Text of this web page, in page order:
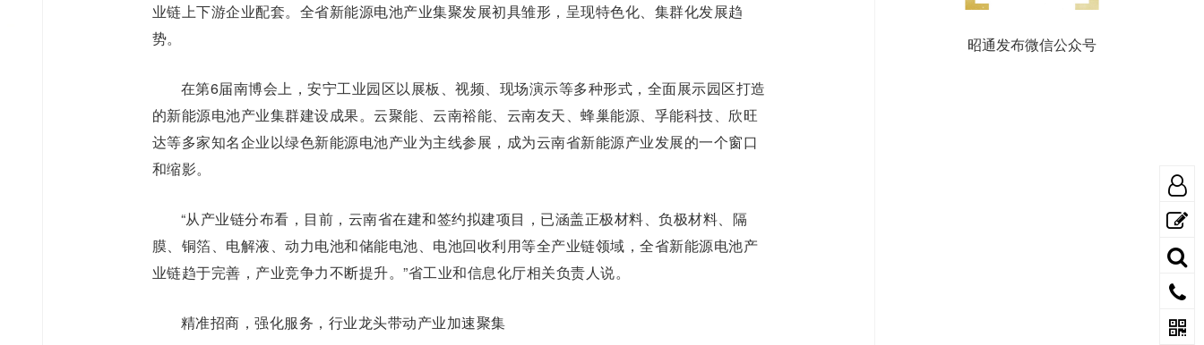
业链上下游企业配套。全省新能源电池产业集聚发展初具雏形，呈现特色化、集群化发展趋
势。
在第6届南博会上，安宁工业园区以展板、视频、现场演示等多种形式，全面展示园区打造
的新能源电池产业集群建设成果。云聚能、云南裕能、云南友天、蜂巢能源、孚能科技、欣旺
达等多家知名企业以绿色新能源电池产业为主线参展，成为云南省新能源产业发展的一个窗口
和缩影。
“从产业链分布看，目前，云南省在建和签约拟建项目，已涵盖正极材料、负极材料、隔
膜、铜箔、电解液、动力电池和储能电池、电池回收利用等全产业链领域，全省新能源电池产
业链趋于完善，产业竞争力不断提升。”省工业和信息化厅相关负责人说。
精准招商，强化服务，行业龙头带动产业加速聚集
昭通发布微信公众号